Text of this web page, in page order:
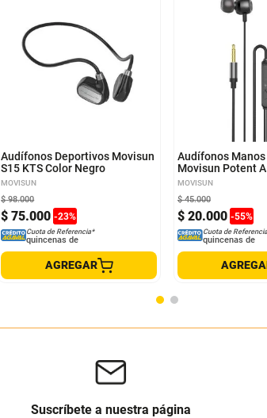
Audífonos Deportivos Movisun
S15 KTS Color Negro
MOVISUN
$ 75.000 -23%
$ 98.000
Cuota de Referencia*
quincenas de
AGREGAR
Audífonos
Movisun Potent
Micrófono color
MOVISUN
$ 20.000 -55%
$ 45.000
Cuota de
quincenas de
Suscríbete a nuestra página